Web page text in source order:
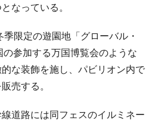
なっている。
限定の遊園地「グローバル・
参加する万国博覧会のような
な装飾を施し、パビリオン内で
売する。
道路には同フェスのイルミネー